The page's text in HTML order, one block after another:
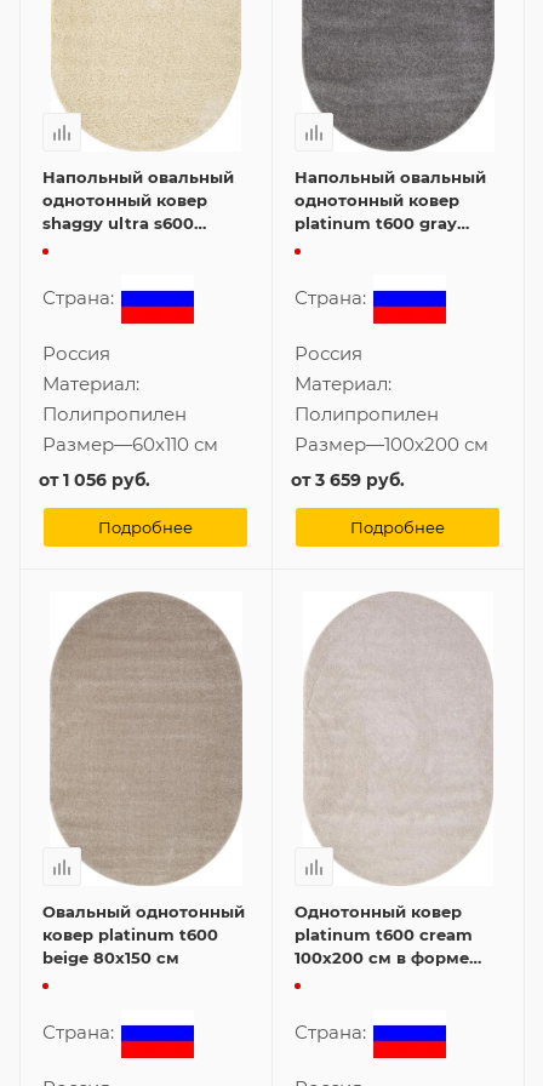
Напольный овальный
однотонный ковер
shaggy ultra s600
cream 60x110 см
Страна:
Россия
Материал:
Полипропилен
Размер—60x110 см
от1 056 руб.
Подробнее
Напольный овальный
однотонный ковер
platinum t600 gray
100x200 см
Страна:
Россия
Материал:
Полипропилен
Размер—100x200 см
от3 659 руб.
Подробнее
Овальный однотонный
ковер platinum t600
beige 80x150 см
Страна:
Однотонный ковер
platinum t600 cream
100x200 см в форме
овала
Страна: